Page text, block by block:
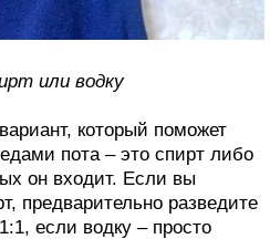
или водку
который поможет
пота – это спирт либо
он входит. Если вы
предварительно разведите
если водку – просто